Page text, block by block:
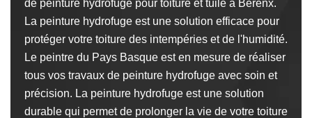
de peinture hydrofuge pour toiture et tuile à Berenx.
La peinture hydrofuge est une solution efficace pour
protéger votre toiture des intempéries et de l'humidité.
Le peintre du Pays Basque est en mesure de réaliser
tous vos travaux de peinture hydrofuge avec soin et
précision. La peinture hydrofuge est une solution
durable qui permet de prolonger la vie de votre toiture